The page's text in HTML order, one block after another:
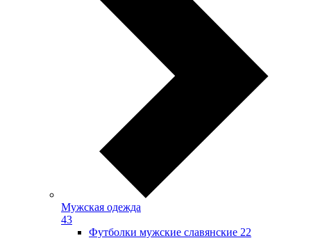
Мужская одежда
43
Футболки мужские славянские 22